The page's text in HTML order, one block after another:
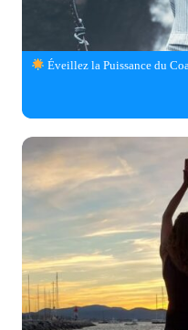
Éveillez la Puissance du